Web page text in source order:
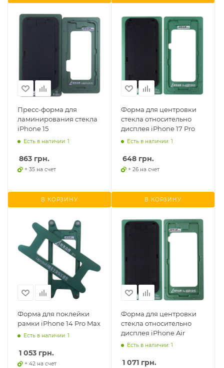
Пресс-форма для
ламинирования стекла
iPhone 15
Есть в наличии: 1
863 грн.
+ 35 на счет
В КОРЗИНУ
Форма для центровки
стекла относительно
дисплея iPhone 17 Pro
Есть в наличии: 1
648 грн.
+ 26 на счет
В КОРЗИНУ
Форма для поклейки
рамки iPhone 14 Pro Max
Есть в наличии: 1
1 053 грн.
+ 42 на счет
Форма для центровки
стекла относительно
дисплея iPhone Air
Есть в наличии: 1
1 071 грн.